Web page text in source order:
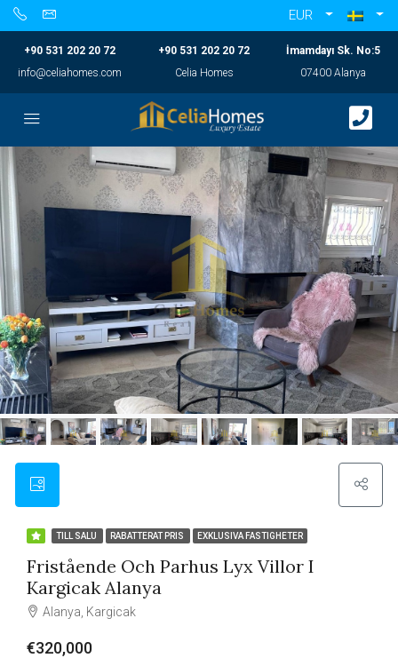
EUR
+90 531 202 20 72
info@celiahomes.com
+90 531 202 20 72
Celia Homes
İmamdayı Sk. No:5
07400 Alanya
TILL SALU RABATTERAT PRIS EXKLUSIVA FASTIGHETER
Fristående Och Parhus Lyx Villor I
Kargicak Alanya
Alanya, Kargicak
€320,000